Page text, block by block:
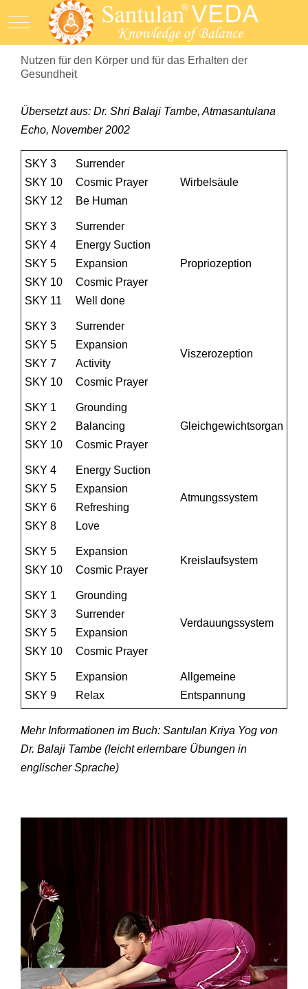
Mobile Menu Toggle
Nutzen für den Körper und für das Erhalten der
Gesundheit
Übersetzt aus: Dr. Shri Balaji Tambe, Atmasantulana
Echo, November 2002
SKY 3
SKY 10
SKY 12
Surrender
Cosmic Prayer
Be Human
Wirbelsäule
SKY 3
SKY 4
SKY 5
SKY 10
SKY 11
Surrender
Energy Suction
Expansion
Cosmic Prayer
Well done
Propriozeption
SKY 3
SKY 5
SKY 7
SKY 10
Surrender
Expansion
Activity
Cosmic Prayer
Viszerozeption
SKY 1
SKY 2
SKY 10
Grounding
Balancing
Cosmic Prayer
Gleichgewichtsorgan
SKY 4
SKY 5
SKY 6
SKY 8
Energy Suction
Expansion
Refreshing
Love
Atmungssystem
SKY 5
SKY 10
Expansion
Cosmic Prayer
Kreislaufsystem
SKY 1
SKY 3
SKY 5
SKY 10
Grounding
Surrender
Expansion
Cosmic Prayer
Verdauungssystem
SKY 5
SKY 9
Expansion
Relax
Allgemeine
Entspannung
Mehr Informationen im Buch: Santulan Kriya Yog von
Dr. Balaji Tambe (leicht erlernbare Übungen in
englischer Sprache)